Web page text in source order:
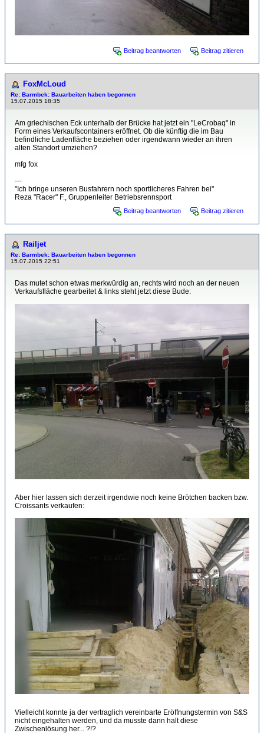
Beitrag beantworten Beitrag zitieren
FoxMcLoud
Re: Barmbek: Bauarbeiten haben begonnen
15.07.2015 18:35
Am griechischen Eck unterhalb der Brücke hat jetzt ein "LeCrobaq" in
Form eines Verkaufscontainers eröffnet. Ob die künftig die im Bau
befindliche Ladenfläche beziehen oder irgendwann wieder an ihren
alten Standort umziehen?
mfg fox
---
"Ich bringe unseren Busfahrern noch sportlicheres Fahren bei"
Reza "Racer" F., Gruppenleiter Betriebsrennsport
Beitrag beantworten Beitrag zitieren
Railjet
Re: Barmbek: Bauarbeiten haben begonnen
15.07.2015 22:51
Das mutet schon etwas merkwürdig an, rechts wird noch an der neuen
Verkaufsfläche gearbeitet & links steht jetzt diese Bude:
Aber hier lassen sich derzeit irgendwie noch keine Brötchen backen bzw.
Croissants verkaufen:
Vielleicht konnte ja der vertraglich vereinbarte Eröffnungstermin von S&S
nicht eingehalten werden, und da musste dann halt diese
Zwischenlösung her... ?!?